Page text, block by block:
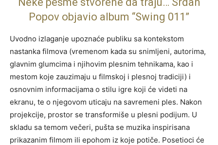
Popov objavio album “Swing 011”
Uvodno izlaganje upoznaće publiku sa kontekstom
nastanka filmova (vremenom kada su snimljeni, autorima,
glavnim glumcima i njihovim plesnim tehnikama, kao i
mestom koje zauzimaju u filmskoj i plesnoj tradiciji) i
osnovnim informacijama o stilu igre koji će videti na
ekranu, te o njegovom uticaju na savremeni ples. Nakon
projekcije, prostor se transformiše u plesni podijum. U
skladu sa temom večeri, pušta se muzika inspirisana
prikazanim filmom ili epohom iz koje potiče. Posetioci će